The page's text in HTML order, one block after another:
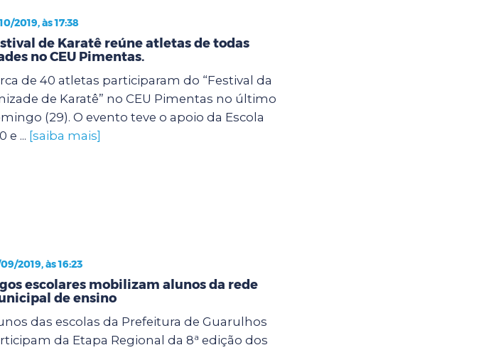
2019, às 17:38
de Karatê reúne atletas de todas
no CEU Pimentas.
de 40 atletas participaram do “Festival da
de Karatê” no CEU Pimentas no último
(29). O evento teve o apoio da Escola
e ... [saiba mais]
2019, às 16:23
escolares mobilizam alunos da rede
de ensino
das escolas da Prefeitura de Guarulhos
da Etapa Regional da 8ª edição dos